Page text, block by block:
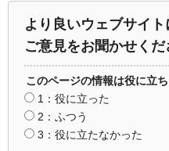
より良いウェブサイ
ご意見をお聞かせくだ
このページの情報は役に立
1：役に立った
2：ふつう
3：役に立たなかった